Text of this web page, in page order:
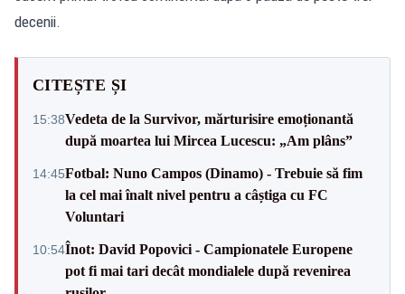
decenii.
CITEȘTE ȘI
15:38Vedeta de la Survivor, mărturisire emoționantă
după moartea lui Mircea Lucescu: „Am plâns”
14:45Fotbal: Nuno Campos (Dinamo) - Trebuie să fim
la cel mai înalt nivel pentru a câștiga cu FC
Voluntari
10:54Înot: David Popovici - Campionatele Europene
pot fi mai tari decât mondialele după revenirea